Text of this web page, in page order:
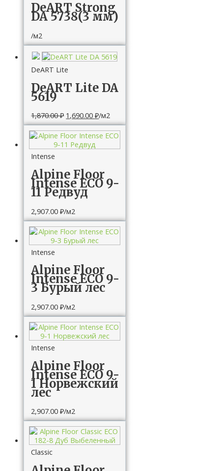
DeART Strong
DA 5738(3 мм)
/м2
DeART Lite
DeART Lite DA
5619
1,870.00₽ 1,690.00₽/м2
Intense
Alpine Floor
Intense ECO 9-
11 Редвуд
2,907.00₽/м2
Intense
Alpine Floor
Intense ECO 9-
3 Бурый лес
2,907.00₽/м2
Intense
Alpine Floor
Intense ECO 9-
1 Норвежский
лес
2,907.00₽/м2
Classic